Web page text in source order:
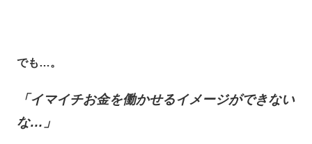
でも…。
「イマイチお金を働かせるイメージができない
な…」